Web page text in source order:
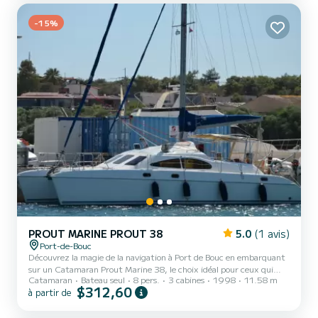
inboard) d’eau et de gaz est fait....
-15%
PROUT MARINE PROUT 38 5.0 (1 avis)
Port-de-Bouc
Découvrez la magie de la navigation à Port de Bouc en embarquant
sur un Catamaran Prout Marine 38, le choix idéal pour ceux qui
recherchent confort et aventure en mer. Ce catamaran, refité en
2012, connu pour sa stabilité et son espace de vie généreux, est
Catamaran Bateau seul 8 pers. 3 cabines 1998 11.58 m
à partir de $312,60